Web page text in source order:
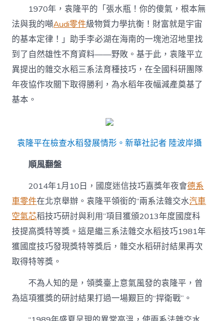
1970年，袁隆平的「張水瓶！你的傻氣，根本無
法與我的噸Audi零件級物質力學抗衡！財富就是宇宙
的基本定律！」助手李必湖在海南的一塊池沼地里找
到了自然雄性不育資料——野敗。基于此，袁隆平立
異提出的雜交水稻三系法育種技巧，在全國科研團隊
年夜協作攻關下取得勝利，為水稻年夜幅減產奠基了
基本。
袁隆平在檢查水稻發展情形。新華社記者 陸波岸攝
順風翻盤
2014年1月10日，國度迷信技巧嘉獎年夜會德系
車零件在北京舉辦。袁隆平領銜的“兩系法雜交水汽車
空氣芯稻技巧研討與利用”項目獲頒2013年度國度科
技提高獎特等獎。這是繼三系法雜交水稻技巧1981年
獲國度技巧發現獎特等獎后，雜交水稻研討結果再次
取得特等獎。
不為人知的是，領獎臺上意氣風發的袁隆平，曾
為這項獲獎的研討結果打過一場艱巨的“捍衛戰”。